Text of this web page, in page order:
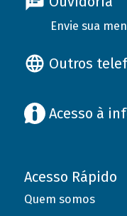
Envie sua
Outros
Acesso à
Acesso Rápido
Quem somos